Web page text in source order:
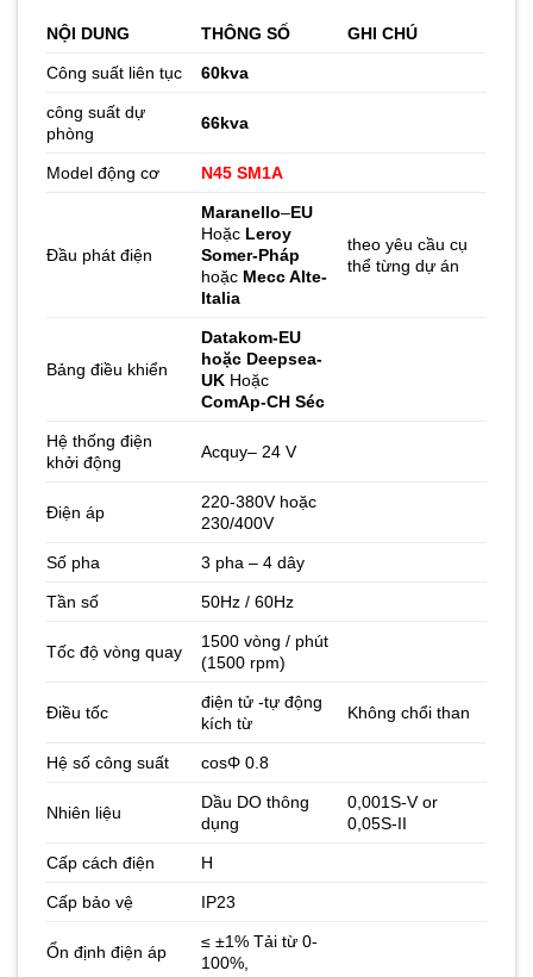
NỘI DUNG THÔNG SỐ GHI CHÚ
Công suất liên tục 60kva
công suất dự
phòng
66kva
Model động cơ N45 SM1A
Đầu phát điện
Maranello–EU
Hoặc Leroy
Somer-Pháp
hoặc Mecc Alte-
Italia
theo yêu cầu cụ
thể từng dự án
Bảng điều khiển
Datakom-EU
hoặc Deepsea-
UK Hoặc
ComAp-CH Séc
Hệ thống điện
khởi động
Acquy– 24 V
Điện áp
220-380V hoặc
230/400V
Số pha 3 pha – 4 dây
Tần số 50Hz / 60Hz
Tốc độ vòng quay
1500 vòng / phút
(1500 rpm)
Điều tốc
điện tử -tự động
kích từ
Không chổi than
Hệ số công suất cosΦ 0.8
Nhiên liệu
Dầu DO thông
dụng
0,001S-V or
0,05S-II
Cấp cách điện H
Cấp bảo vệ IP23
Ổn định điện áp
≤ ±1% Tải từ 0-
100%,